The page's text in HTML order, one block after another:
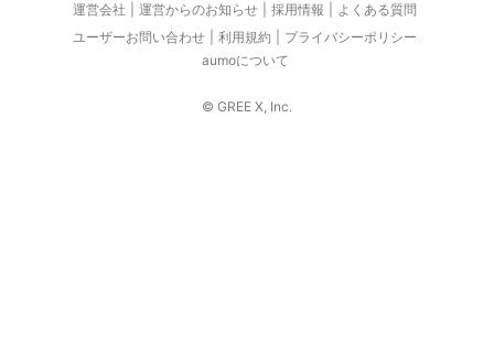
運営会社 運営からのお知らせ 採用情報
よくある質問
ユーザーお問い合わせ
利用規約
プライバシーポリシー
aumoについて
© GREE X, Inc.